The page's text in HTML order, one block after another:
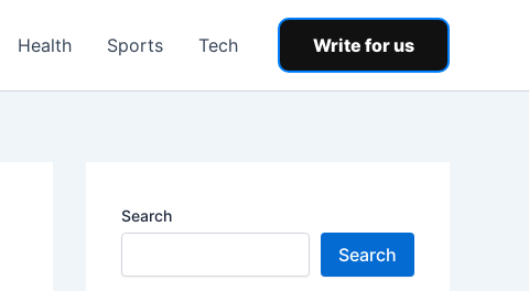
Health Sports Tech Write for us
Search
Search